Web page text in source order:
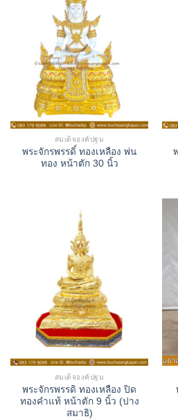
สมเด็จองค์ปฐม
พระจักรพรรดิ์ ทองเหลือง พ่น
ทอง หน้าตัก 30 นิ้ว
สมเด็จองค์ปฐม
พระจักรพรรดิ ทองเหลือง ปิด
ทองคำแท้ หน้าตัก 9 นิ้ว (ปาง
สมาธิ)